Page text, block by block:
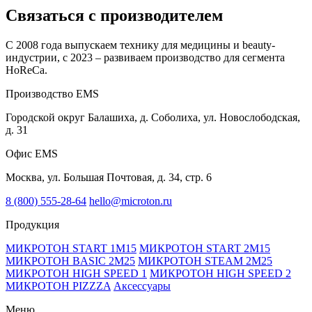
Связаться с производителем
С 2008 года выпускаем технику для медицины и beauty-
индустрии, с 2023 – развиваем производство для сегмента
HoReCa.
Производство EMS
Городской округ Балашиха, д. Соболиха, ул. Новослободская,
д. 31
Офис EMS
Москва, ул. Большая Почтовая, д. 34, стр. 6
8 (800) 555-28-64 hello@microton.ru
Продукция
МИКРОТОН START 1М15 МИКРОТОН START 2M15
МИКРОТОН BASIC 2М25 МИКРОТОН STEAM 2М25
МИКРОТОН HIGH SPEED 1 МИКРОТОН HIGH SPEED 2
МИКРОТОН PIZZZA Аксессуары
Меню